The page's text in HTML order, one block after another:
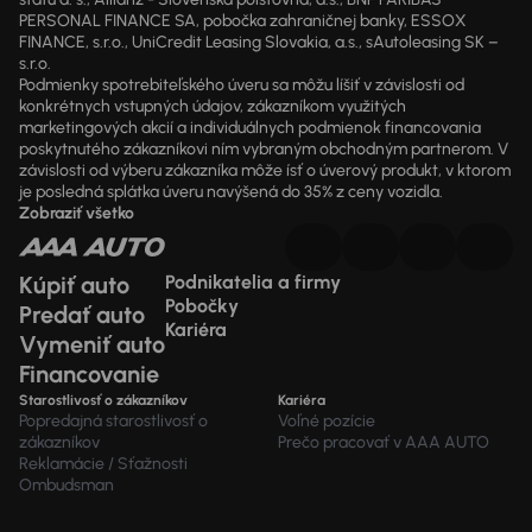
PERSONAL FINANCE SA, pobočka zahraničnej banky, ESSOX
FINANCE, s.r.o., UniCredit Leasing Slovakia, a.s., sAutoleasing SK –
s.r.o.
Podmienky spotrebiteľského úveru sa môžu líšiť v závislosti od
konkrétnych vstupných údajov, zákazníkom využitých
marketingových akcií a individuálnych podmienok financovania
poskytnutého zákazníkovi ním vybraným obchodným partnerom. V
závislosti od výberu zákazníka môže ísť o úverový produkt, v ktorom
je posledná splátka úveru navýšená do 35% z ceny vozidla.
Zobraziť všetko
Kúpiť auto
Predať auto
Vymeniť auto
Financovanie
Podnikatelia a firmy
Pobočky
Kariéra
Starostlivosť o zákazníkov
Popredajná starostlivosť o
zákazníkov
Reklamácie / Sťažnosti
Ombudsman
Kariéra
Voľné pozície
Prečo pracovať v AAA AUTO